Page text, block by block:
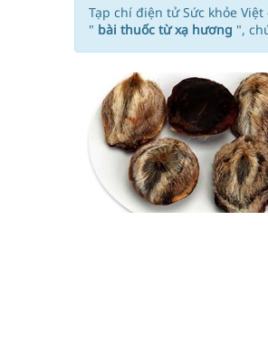
Sôi nổi Giải Pickleball Mở
Thị trường dược phẩm đạt
SUN GROUP và mô hình
Cảnh báo 3 thời điểm
Đề xuất cơ chế thu hút
Xem TV hàng giờ mỗi
Viêm gan B: Đừng để sự
Tạp chí điện tử Sức khỏe
" bài thuốc từ xạ hương ",